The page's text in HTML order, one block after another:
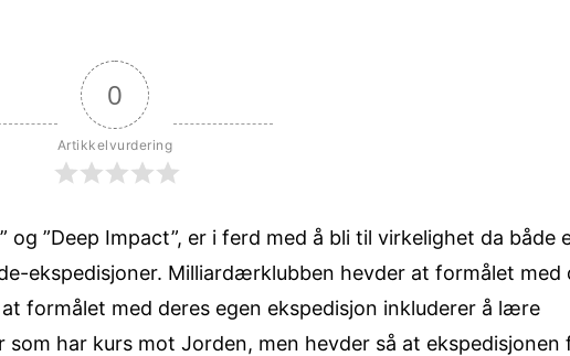
0
Artikkelvurdering
og ”Deep Impact”, er i ferd med å bli til virkelighet da både
ekspedisjoner. Milliardærklubben hevder at formålet med
formålet med deres egen ekspedisjon inkluderer å lære
har kurs mot Jorden, men hevder så at ekspedisjonen